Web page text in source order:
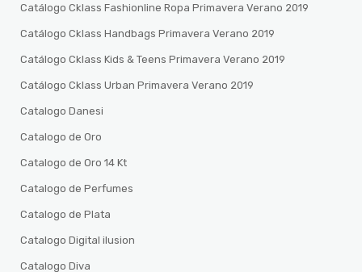
Catálogo Cklass Fashionline Ropa Primavera Verano 2019
Catálogo Cklass Handbags Primavera Verano 2019
Catálogo Cklass Kids & Teens Primavera Verano 2019
Catálogo Cklass Urban Primavera Verano 2019
Catalogo Danesi
Catalogo de Oro
Catalogo de Oro 14 Kt
Catalogo de Perfumes
Catalogo de Plata
Catalogo Digital ilusion
Catalogo Diva